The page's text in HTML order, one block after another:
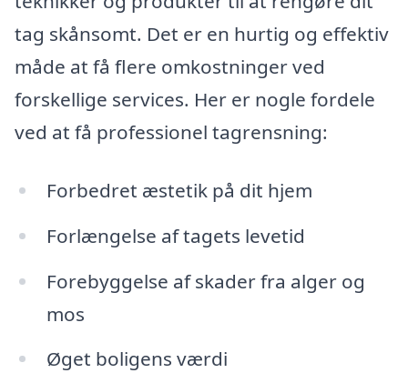
tag skånsomt. Det er en hurtig og effektiv
måde at få flere omkostninger ved
forskellige services. Her er nogle fordele
ved at få professionel tagrensning:
Forbedret æstetik på dit hjem
Forlængelse af tagets levetid
Forebyggelse af skader fra alger og
mos
Øget boligens værdi